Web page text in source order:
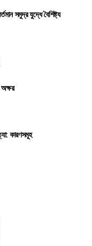
সমুদ্র যুদ্ধে বৈশিষ্ট্য
কারণসমূহ